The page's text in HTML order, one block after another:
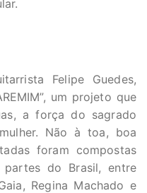
Felipe Guedes,
um projeto que
a força do sagrado
Não à toa, boa
foram compostas
do Brasil, entre
Regina Machado e